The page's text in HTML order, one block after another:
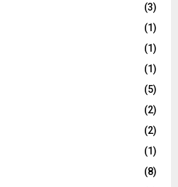
(3)
(1)
(1)
(1)
(5)
(2)
(2)
(1)
(8)